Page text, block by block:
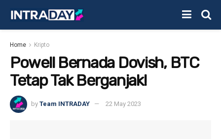
Home Kripto
Powell Bernada Dovish, BTC
Tetap Tak Berganjak!
by Team INTRADAY 22 May 2023